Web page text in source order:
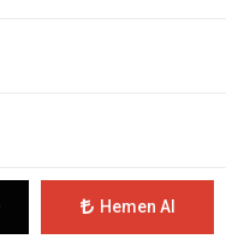
Hemen Al